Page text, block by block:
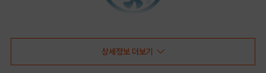
상세정보 더보기